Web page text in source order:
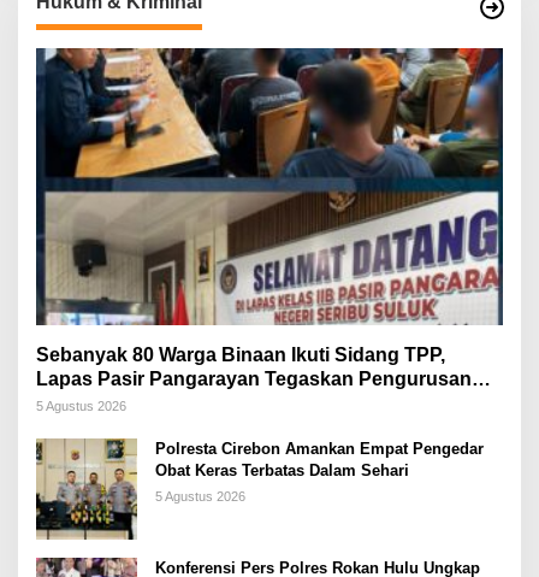
Sebanyak 80 Warga Binaan Ikuti Sidang TPP,
Lapas Pasir Pangarayan Tegaskan Pengurusan
Integrasi Gratis Tanpa Dipungut Biaya
5 Agustus 2026
Polresta Cirebon Amankan Empat Pengedar
Obat Keras Terbatas Dalam Sehari
5 Agustus 2026
Konferensi Pers Polres Rokan Hulu Ungkap